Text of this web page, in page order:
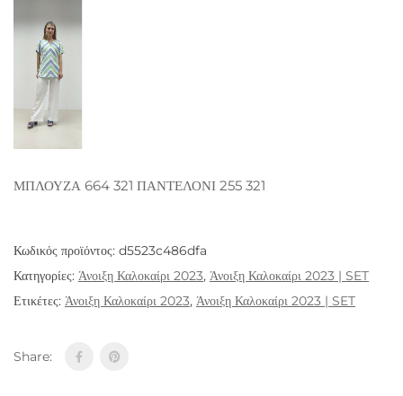
ΜΠΛΟΥΖΑ 664 321 ΠΑΝΤΕΛΟΝΙ 255 321
Κωδικός προϊόντος: d5523c486dfa
Κατηγορίες: Άνοιξη Καλοκαίρι 2023, Άνοιξη Καλοκαίρι 2023 | SET
Ετικέτες: Άνοιξη Καλοκαίρι 2023, Άνοιξη Καλοκαίρι 2023 | SET
Share: